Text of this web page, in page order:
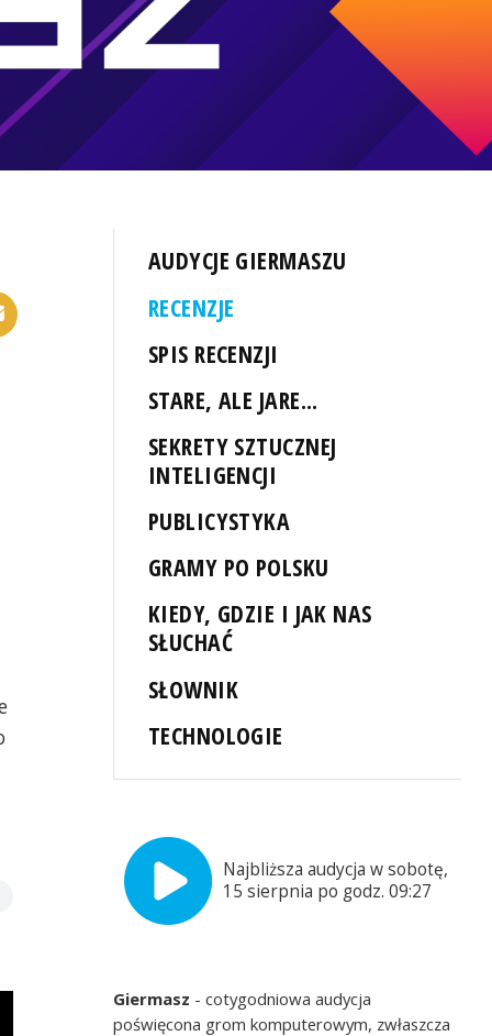
AUDYCJE GIERMASZU
RECENZJE
SPIS RECENZJI
STARE, ALE JARE...
SEKRETY SZTUCZNEJ
INTELIGENCJI
PUBLICYSTYKA
GRAMY PO POLSKU
KIEDY, GDZIE I JAK NAS
SŁUCHAĆ
SŁOWNIK
TECHNOLOGIE
Najbliższa audycja w sobotę,
15 sierpnia po godz. 09:27
Giermasz - cotygodniowa audycja
poświęcona grom komputerowym, zwłaszcza